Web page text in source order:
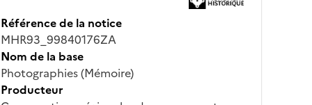
Référence de la notice
MHR93_99840176ZA
Nom de la base
Photographies (Mémoire)
Producteur